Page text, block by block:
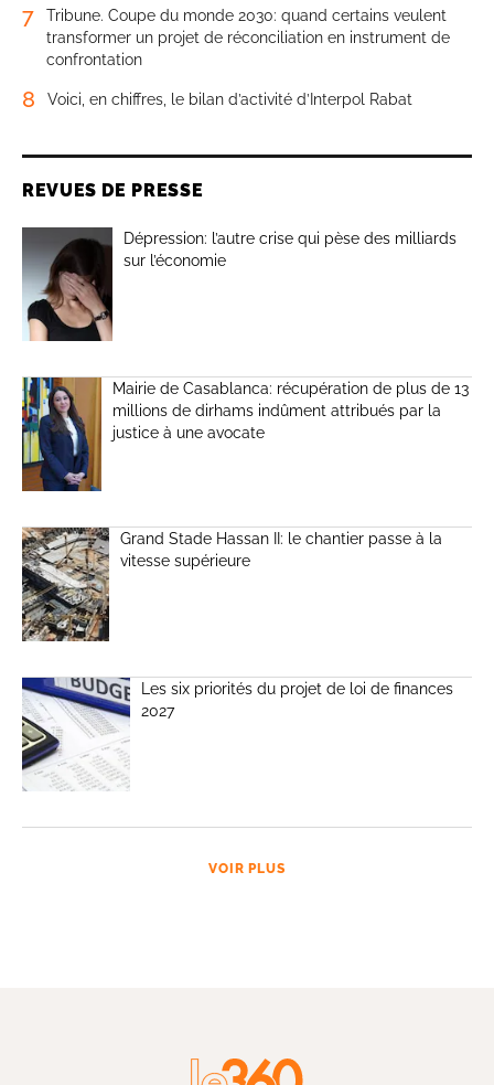
7
Tribune. Coupe du monde 2030: quand certains veulent
transformer un projet de réconciliation en instrument de
confrontation
8 Voici, en chiffres, le bilan d’activité d’Interpol Rabat
REVUES DE PRESSE
Dépression: l’autre crise qui pèse des milliards
sur l’économie
Mairie de Casablanca: récupération de plus de 13
millions de dirhams indûment attribués par la
justice à une avocate
Grand Stade Hassan II: le chantier passe à la
vitesse supérieure
Les six priorités du projet de loi de finances
2027
VOIR PLUS